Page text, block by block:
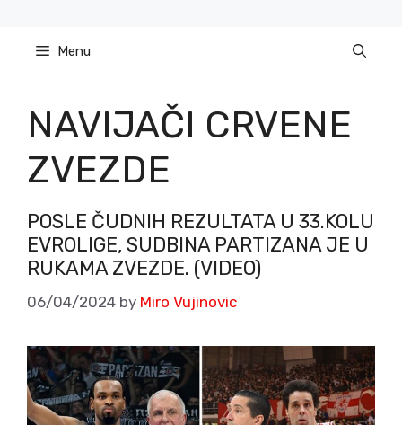
content Menu
NAVIJAČI CRVENE
ZVEZDE
POSLE ČUDNIH REZULTATA U 33.KOLU
EVROLIGE, SUDBINA PARTIZANA JE U
RUKAMA ZVEZDE. (VIDEO)
06/04/2024 by Miro Vujinovic